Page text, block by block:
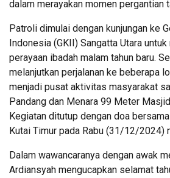
dalam merayakan momen pergantian
Patroli dimulai dengan kunjungan ke
Indonesia (GKII) Sangatta Utara
perayaan ibadah malam tahun baru.
melanjutkan perjalanan ke beberapa
menjadi pusat aktivitas masyarakat
Pandang dan Menara 99 Meter
Kegiatan ditutup dengan doa
Kutai Timur pada Rabu (31/12/2024)
Dalam wawancaranya dengan awak
Ardiansyah mengucapkan selamat